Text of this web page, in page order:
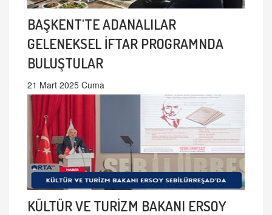
BAŞKENT'TE ADANALILAR
GELENEKSEL İFTAR PROGRAMNDA
BULUŞTULAR
21 Mart 2025 Cuma
KÜLTÜR VE TURİZM BAKANI ERSOY